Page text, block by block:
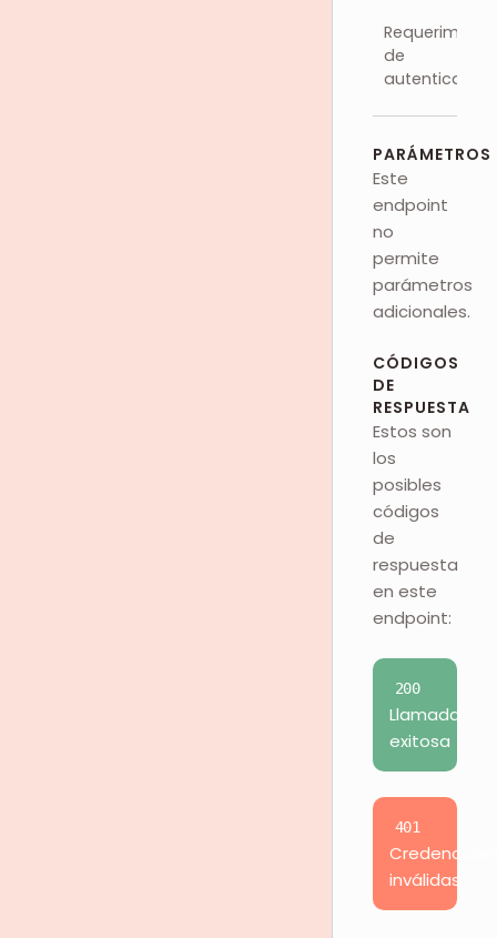
de
autenticación
PARÁMETROS
Este
endpoint
no
permite
parámetros
adicionales.
CÓDIGOS
DE
RESPUESTA
Estos son
los
posibles
códigos
de
respuesta
en este
endpoint:
200
Llamada
exitosa
401
inválidas